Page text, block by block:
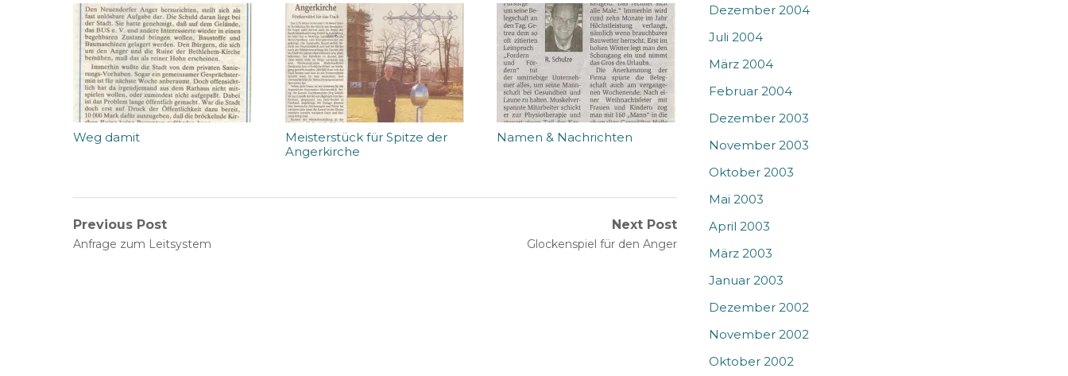
Weg damit
Meisterstück für Spitze der
Angerkirche
Namen & Nachrichten
Beitragsnavigation
Previous Post
Previous
Anfrage zum Leitsystem
Next Post
Next
Glockenspiel für den Anger
Dezember 2004
Juli 2004
März 2004
Februar 2004
Dezember 2003
November 2003
Oktober 2003
Mai 2003
April 2003
März 2003
Januar 2003
Dezember 2002
November 2002
Oktober 2002